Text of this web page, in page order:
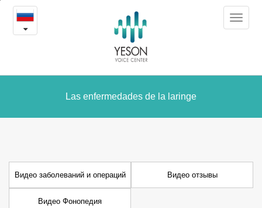
Видео
заболеваний
операций
Toggle
Las enfermedades de la laringe
Видео заболеваний и операций Видео отзывы
Видео Фонопедия